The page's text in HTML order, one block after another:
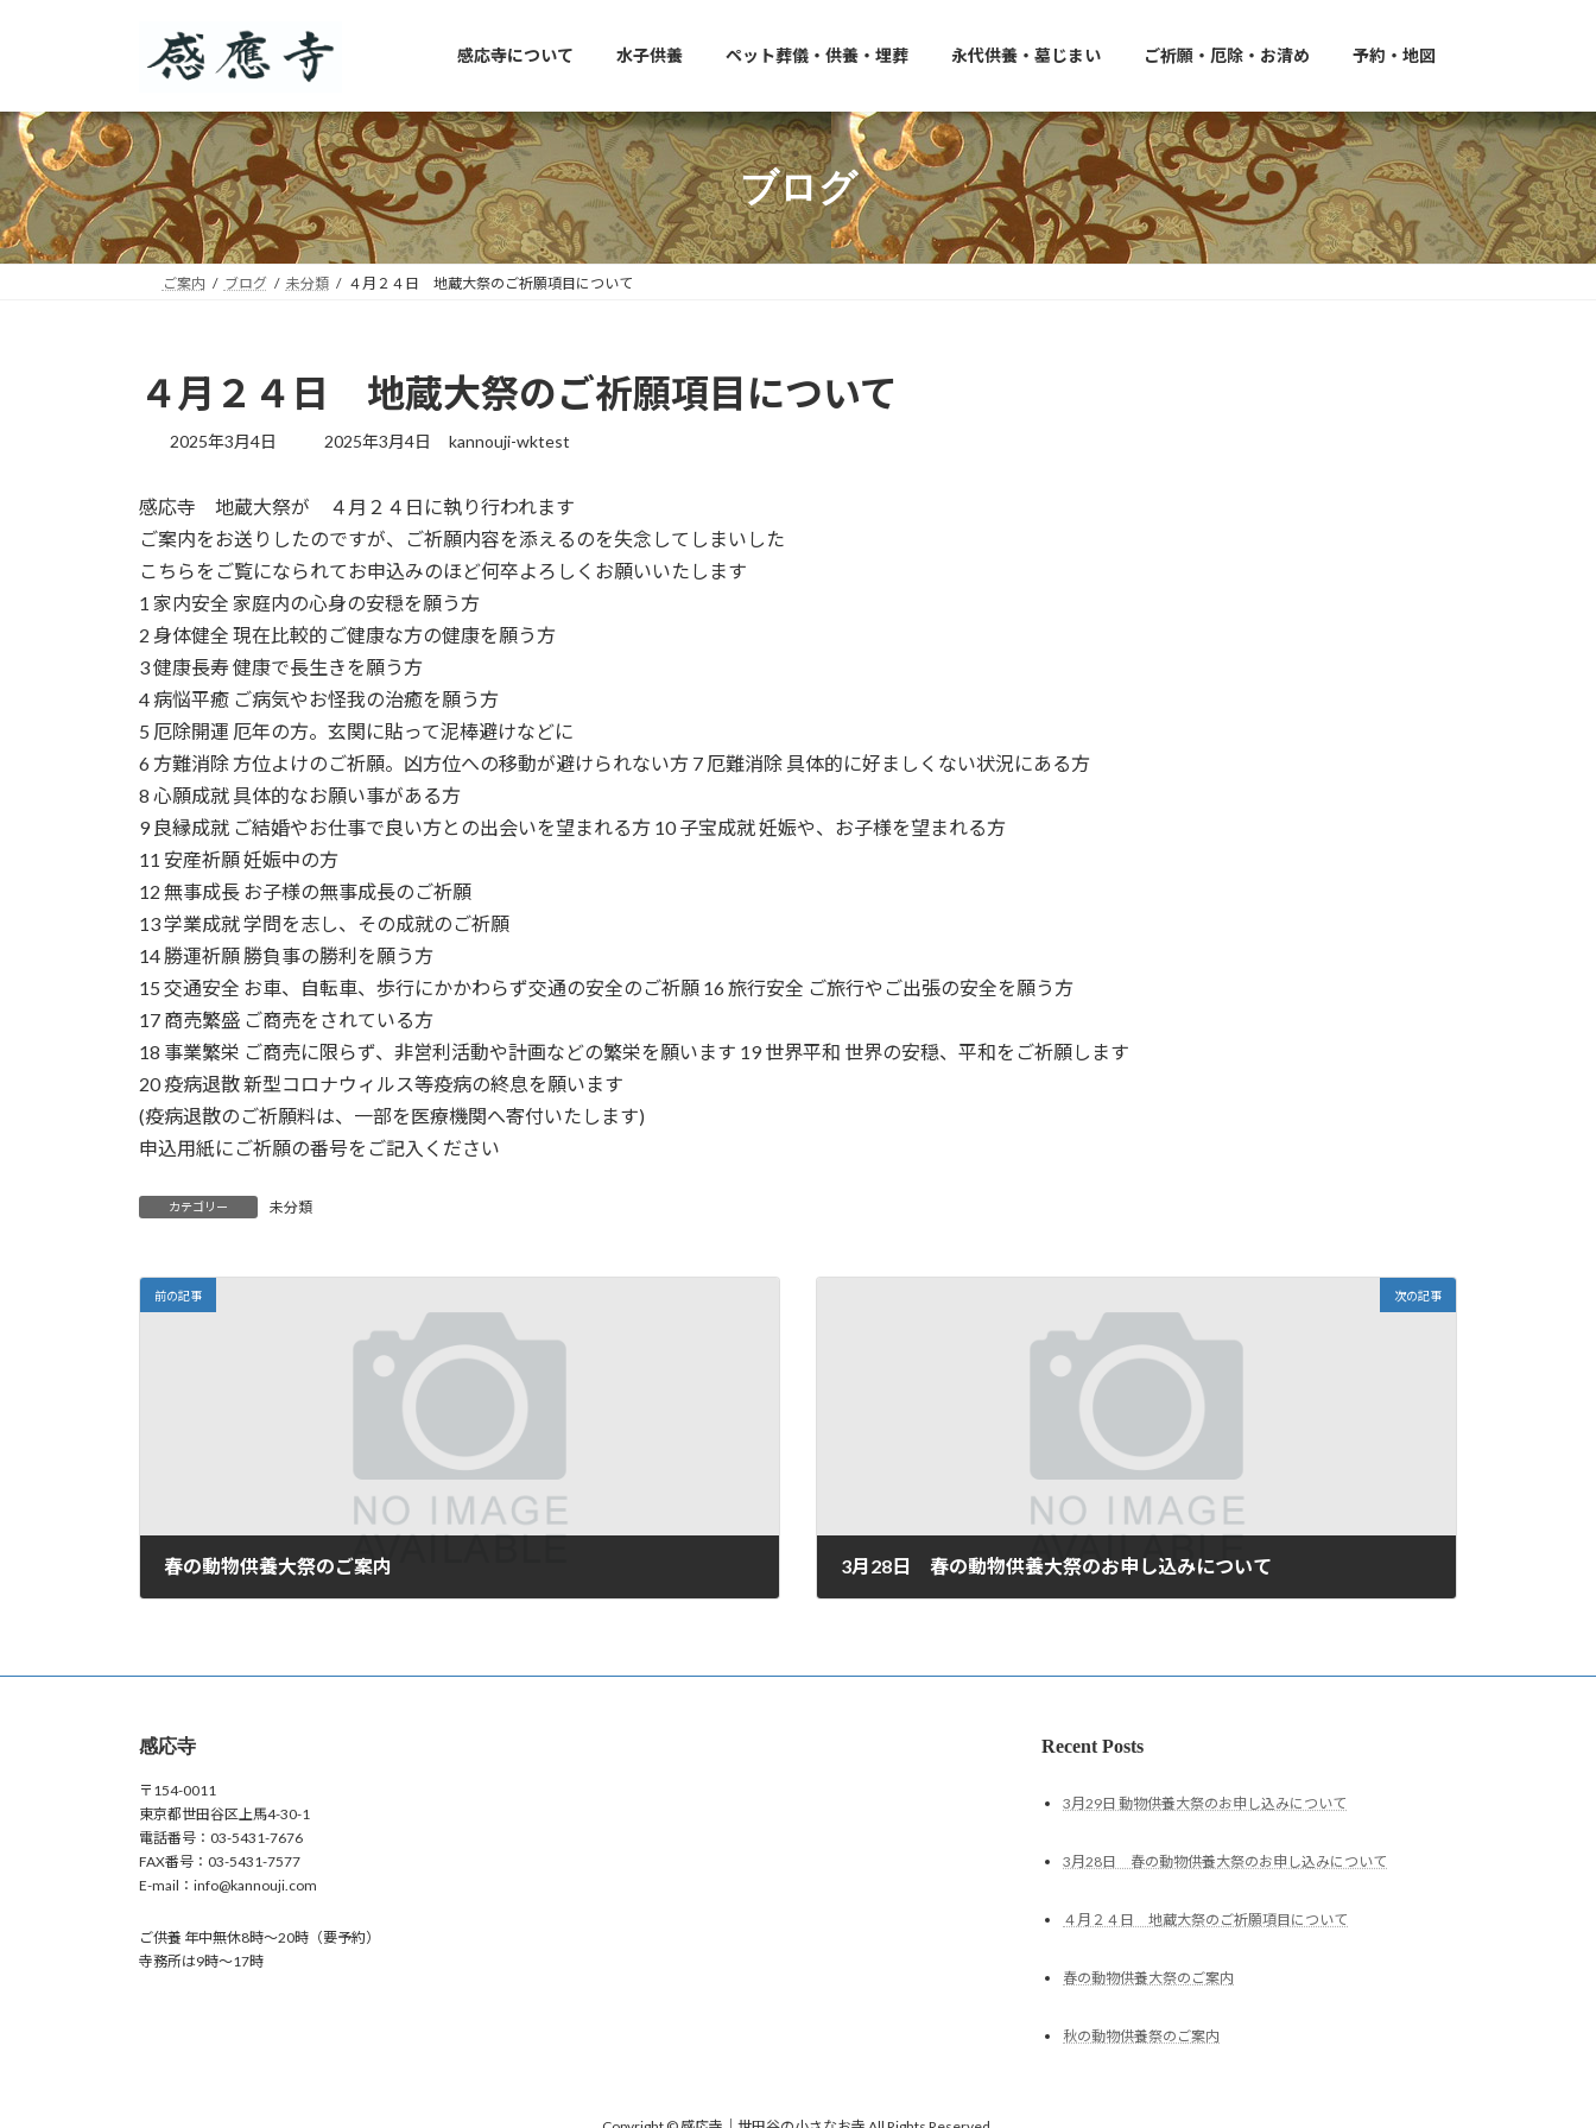
ツ
へ
ス
キ
ッ
プ
シ
ョ
ン
に
移
動
感応寺について 水子供養 ペット葬儀・供養・埋葬 永代供養・墓じまい ご祈願・厄除・お清め 予約・地図
ブログ
ご案内 ブログ 未分類 ４月２４日 地蔵大祭のご祈願項目について
４月２４日 地蔵大祭のご祈願項目について
2025年3月4日
最
新
日
:
2025年3月4日 kannouji-wktest
感応寺 地蔵大祭が ４月２４日に執り行われます
ご案内をお送りしたのですが、ご祈願内容を添えるのを失念してしまいした
こちらをご覧になられてお申込みのほど何卒よろしくお願いいたします
1 家内安全 家庭内の心身の安穏を願う方
2 身体健全 現在比較的ご健康な方の健康を願う方
3 健康長寿 健康で長生きを願う方
4 病悩平癒 ご病気やお怪我の治癒を願う方
5 厄除開運 厄年の方。玄関に貼って泥棒避けなどに
6 方難消除 方位よけのご祈願。凶方位への移動が避けられない方 7 厄難消除 具体的に好ましくない状況にある方
8 心願成就 具体的なお願い事がある方
9 良縁成就 ご結婚やお仕事で良い方との出会いを望まれる方 10 子宝成就 妊娠や、お子様を望まれる方
11 安産祈願 妊娠中の方
12 無事成長 お子様の無事成長のご祈願
13 学業成就 学問を志し、その成就のご祈願
14 勝運祈願 勝負事の勝利を願う方
15 交通安全 お車、自転車、歩行にかかわらず交通の安全のご祈願 16 旅行安全 ご旅行やご出張の安全を願う方
17 商売繁盛 ご商売をされている方
18 事業繁栄 ご商売に限らず、非営利活動や計画などの繁栄を願います 19 世界平和 世界の安穏、平和をご祈願します
20 疫病退散 新型コロナウィルス等疫病の終息を願います
(疫病退散のご祈願料は、一部を医療機関へ寄付いたします)
申込用紙にご祈願の番号をご記入ください
カテゴリー 未分類
前の記事
春の動物供養大祭のご案内
次の記事
3月28日 春の動物供養大祭のお申し込みについて
感応寺
〒154-0011
東京都世田谷区上馬4-30-1
電話番号：03-5431-7676
FAX番号：03-5431-7577
E-mail：info@kannouji.com
ご供養 年中無休8時～20時（要予約）
寺務所は9時～17時
Recent Posts
3月29日 動物供養大祭のお申し込みについて
3月28日 春の動物供養大祭のお申し込みについて
４月２４日 地蔵大祭のご祈願項目について
春の動物供養大祭のご案内
秋の動物供養祭のご案内